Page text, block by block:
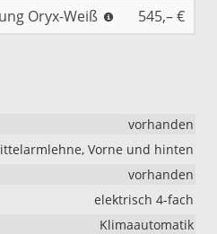
Oryx-Weiß
545,– €
vorhanden
Vorne und hinten
vorhanden
elektrisch 4-fach
Klimaautomatik